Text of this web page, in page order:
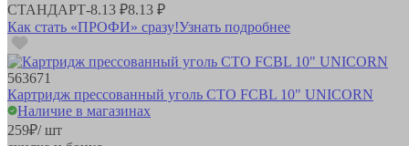
СТАНДАРТ-8.13 ₽8.13 ₽
Как стать «ПРОФИ» сразу!Узнать подробнее
563671
Картридж прессованный уголь СТО FCBL 10" UNICORN
Наличие в магазинах
259₽/ шт